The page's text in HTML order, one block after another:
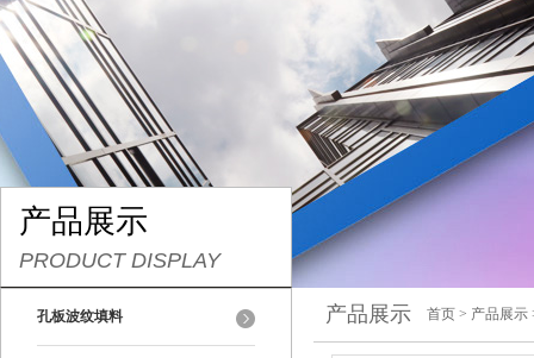
产品展示
PRODUCT DISPLAY
孔板波纹填料 产品展示 首页 > 产品展示